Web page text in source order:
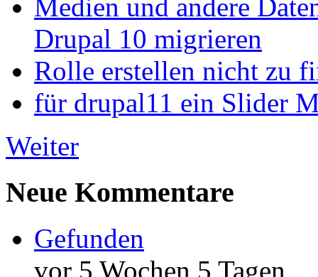
Medien und andere
Drupal 10 migrieren
Rolle erstellen nicht zu
für drupal11 ein Slider
Weiter
Neue Kommentare
Gefunden
vor 5 Wochen 5 Tagen